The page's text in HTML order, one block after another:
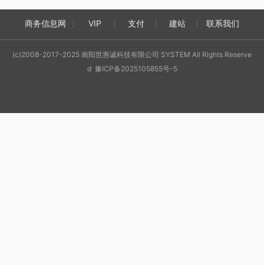
商务信息网 VIP 支付 建站 联系我们
(c)2008-2017-2025 南阳世惠诚科技有限公司 SYSTEM All Rights Reserve
d 豫ICP备2025105855号-5